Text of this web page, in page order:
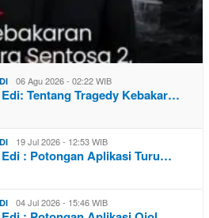
06 Agu 2026 - 02:22 WIB
Tentang Tragedy Kebakar…
19 Jul 2026 - 12:53 WIB
: Potongan Aplikasi Turu…
04 Jul 2026 - 15:46 WIB